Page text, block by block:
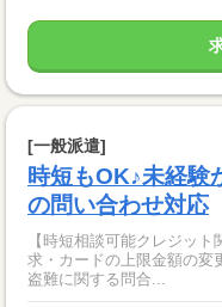
[一般派遣]
時短もOK♪未経
の問い合わせ対応
【時短相談可能クレジッ
求・カードの上限金額の変
盗難に関する問合...